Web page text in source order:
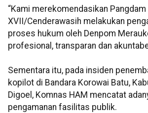
“Kami merekomendasikan Pangdam
XVII/Cenderawasih melakukan
proses hukum oleh Denpom
profesional, transparan dan
Sementara itu, pada insiden
kopilot di Bandara Korowai Batu,
Digoel, Komnas HAM mencatat
pengamanan fasilitas publik.